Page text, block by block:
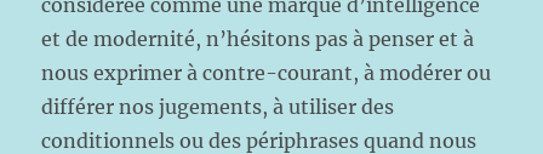
considérée comme une marque d’intelligence
et de modernité, n’hésitons pas à penser et à
nous exprimer à contre-courant, à modérer ou
différer nos jugements, à utiliser des
conditionnels ou des périphrases quand nous